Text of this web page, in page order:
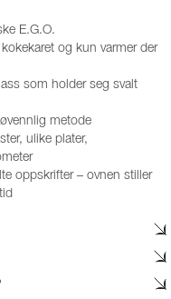
E.G.O.
og kun varmer der
som holder seg svalt
metode
ulike plater,
oppskrifter – ovnen stiller